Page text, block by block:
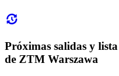
Próximas salidas y
de ZTM Warszawa